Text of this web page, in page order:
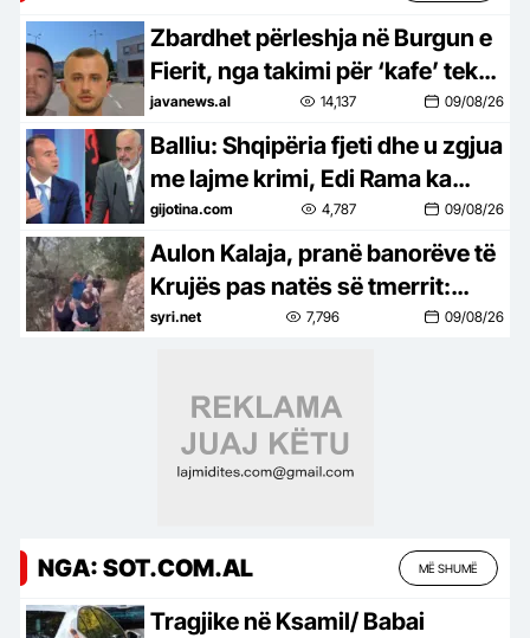
Zbardhet përleshja në Burgun e
Fierit, nga takimi për ‘kafe’ tek
konflikti! Transferohen dy nga të
dënuarit, pritet ndëshkimi dhe
për gardianët
javanews.al 14,137 09/08/26
Balliu: Shqipëria fjeti dhe u zgjua
me lajme krimi, Edi Rama ka
dështuar
gijotina.com 4,787 09/08/26
Aulon Kalaja, pranë banorëve të
Krujës pas natës së tmerrit:
Shtëpitë u shpëtuan nga flakët
syri.net 7,796 09/08/26
NGA: SOT.COM.AL MË SHUMË
Tragjike në Ksamil/ Babai